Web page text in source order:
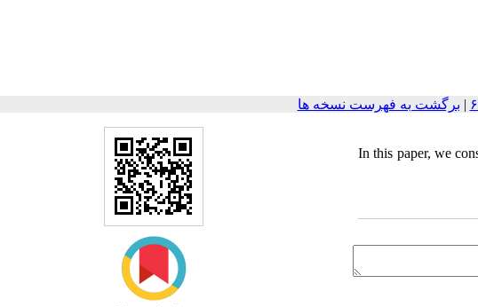
| برگشت به فهرست نسخه ها
In this paper, we